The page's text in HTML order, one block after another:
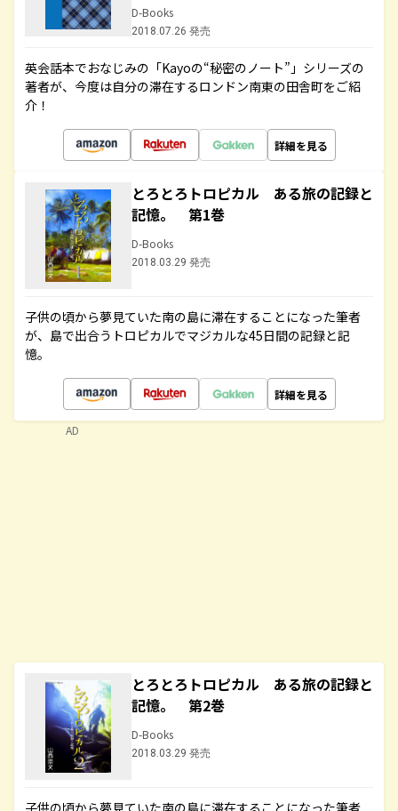
D-Books
2018.07.26 発売
英会話本でおなじみの「Kayoの“秘密のノート”」シリーズの
著者が、今度は自分の滞在するロンドン南東の田舎町をご紹
介！
詳細を見る
とろとろトロピカル ある旅の記録と
記憶。 第1巻
D-Books
2018.03.29 発売
子供の頃から夢見ていた南の島に滞在することになった筆者
が、島で出合うトロピカルでマジカルな45日間の記録と記
憶。
詳細を見る
とろとろトロピカル ある旅の記録と
記憶。 第2巻
D-Books
2018.03.29 発売
子供の頃から夢見ていた南の島に滞在することになった筆者
AD